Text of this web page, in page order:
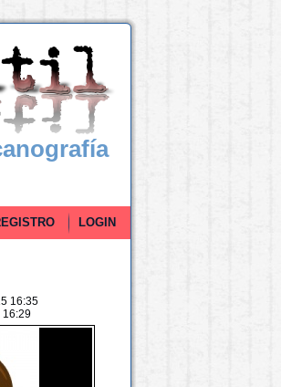
LOGIN
16:35
16:29